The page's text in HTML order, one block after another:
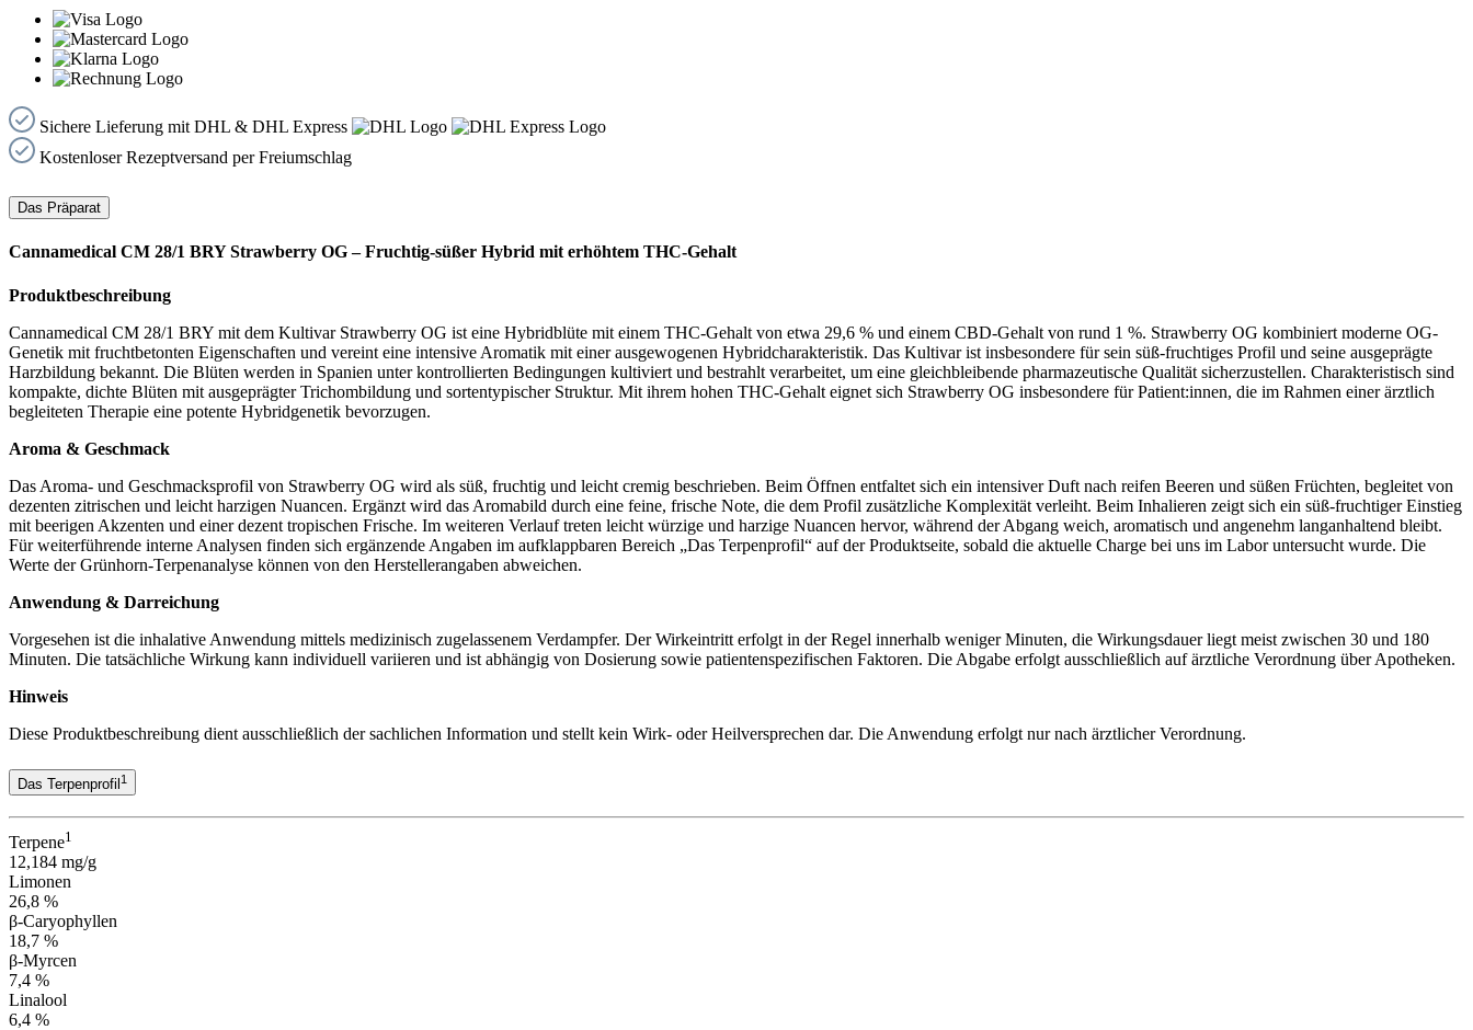
Sichere Lieferung mit DHL & DHL Express
Kostenloser Rezeptversand per Freiumschlag
Das Präparat
Cannamedical CM 28/1 BRY Strawberry OG – Fruchtig-süßer Hybrid mit erhöhtem THC-Gehalt
Produktbeschreibung
Cannamedical CM 28/1 BRY mit dem Kultivar Strawberry OG ist eine Hybridblüte mit einem THC-Gehalt von etwa 29,6 % und einem CBD-Gehalt von rund 1 %. Strawberry OG kombiniert moderne OG-
Genetik mit fruchtbetonten Eigenschaften und vereint eine intensive Aromatik mit einer ausgewogenen Hybridcharakteristik. Das Kultivar ist insbesondere für sein süß-fruchtiges Profil und seine ausgeprägte
Harzbildung bekannt. Die Blüten werden in Spanien unter kontrollierten Bedingungen kultiviert und bestrahlt verarbeitet, um eine gleichbleibende pharmazeutische Qualität sicherzustellen. Charakteristisch sind
kompakte, dichte Blüten mit ausgeprägter Trichombildung und sortentypischer Struktur. Mit ihrem hohen THC-Gehalt eignet sich Strawberry OG insbesondere für Patient:innen, die im Rahmen einer ärztlich
begleiteten Therapie eine potente Hybridgenetik bevorzugen.
Aroma & Geschmack
Das Aroma- und Geschmacksprofil von Strawberry OG wird als süß, fruchtig und leicht cremig beschrieben. Beim Öffnen entfaltet sich ein intensiver Duft nach reifen Beeren und süßen Früchten, begleitet von
dezenten zitrischen und leicht harzigen Nuancen. Ergänzt wird das Aromabild durch eine feine, frische Note, die dem Profil zusätzliche Komplexität verleiht. Beim Inhalieren zeigt sich ein süß-fruchtiger Einstieg
mit beerigen Akzenten und einer dezent tropischen Frische. Im weiteren Verlauf treten leicht würzige und harzige Nuancen hervor, während der Abgang weich, aromatisch und angenehm langanhaltend bleibt.
Für weiterführende interne Analysen finden sich ergänzende Angaben im aufklappbaren Bereich „Das Terpenprofil“ auf der Produktseite, sobald die aktuelle Charge bei uns im Labor untersucht wurde. Die
Werte der Grünhorn-Terpenanalyse können von den Herstellerangaben abweichen.
Anwendung & Darreichung
Vorgesehen ist die inhalative Anwendung mittels medizinisch zugelassenem Verdampfer. Der Wirkeintritt erfolgt in der Regel innerhalb weniger Minuten, die Wirkungsdauer liegt meist zwischen 30 und 180
Minuten. Die tatsächliche Wirkung kann individuell variieren und ist abhängig von Dosierung sowie patientenspezifischen Faktoren. Die Abgabe erfolgt ausschließlich auf ärztliche Verordnung über Apotheken.
Hinweis
Diese Produktbeschreibung dient ausschließlich der sachlichen Information und stellt kein Wirk- oder Heilversprechen dar. Die Anwendung erfolgt nur nach ärztlicher Verordnung.
Das Terpenprofil1
Terpene1
12,184 mg/g
Limonen
26,8 %
β-Caryophyllen
18,7 %
β-Myrcen
7,4 %
Linalool
6,4 %